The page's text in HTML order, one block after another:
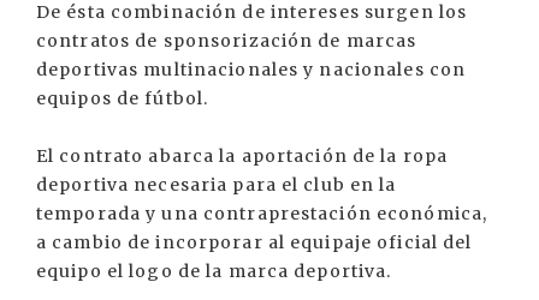
De ésta combinación de intereses surgen los
contratos de sponsorización de marcas
deportivas multinacionales y nacionales con
equipos de fútbol.
El contrato abarca la aportación de la ropa
deportiva necesaria para el club en la
temporada y una contraprestación económica,
a cambio de incorporar al equipaje oficial del
equipo el logo de la marca deportiva.